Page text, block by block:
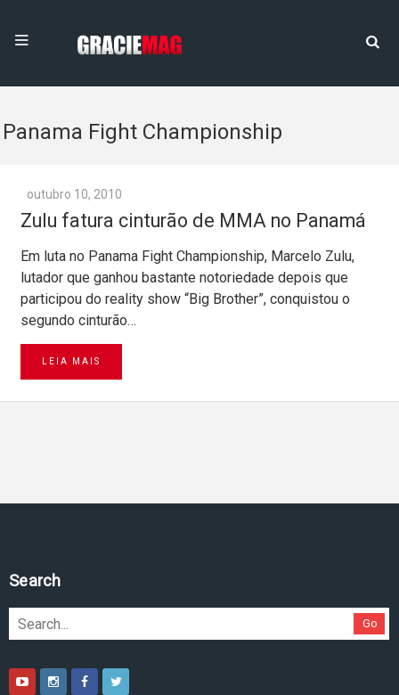
Panama Fight Championship
outubro 10, 2010
Zulu fatura cinturão de MMA no Panamá
Em luta no Panama Fight Championship, Marcelo Zulu,
lutador que ganhou bastante notoriedade depois que
participou do reality show “Big Brother”, conquistou o
segundo cinturão…
LEIA MAIS
Search
Go